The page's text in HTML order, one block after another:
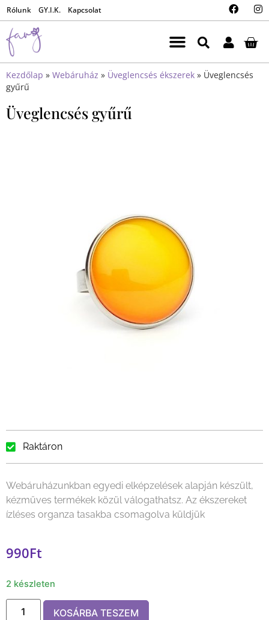
Rólunk GY.I.K. Kapcsolat
Kezdőlap » Webáruház » Üveglencsés ékszerek » Üveglencsés
gyűrű
Üveglencsés gyűrű
Raktáron
Webáruházunkban egyedi elképzelések alapján készült,
kézműves termékek közül válogathatsz. Az ékszereket
ízléses organza tasakba csomagolva küldjük
990Ft
2 készleten
KOSÁRBA TESZEM